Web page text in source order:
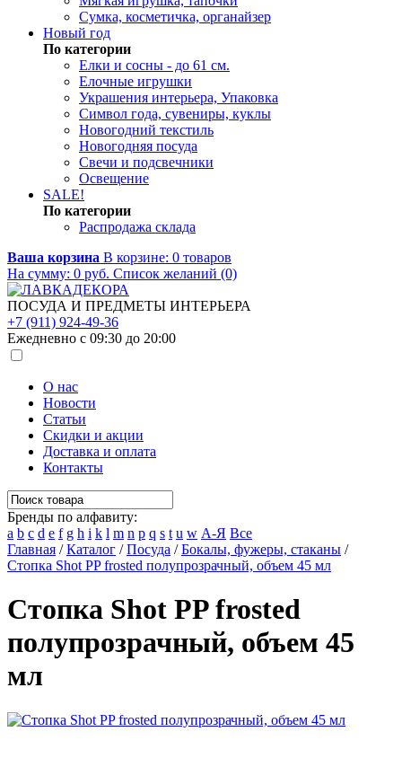
Сумка, косметичка, органайзер
Новый год
По категории
Елки и сосны - до 61 см.
Елочные игрушки
Украшения интерьера, Упаковка
Символ года, сувениры, куклы
Новогодний текстиль
Новогодняя посуда
Свечи и подсвечники
Освещение
SALE!
По категории
Распродажа склада
Ваша корзина В корзине: 0 товаров
На сумму: 0 руб. Список желаний (0)
ПОСУДА И ПРЕДМЕТЫ ИНТЕРЬЕРА
+7 (911) 924-49-36
Ежедневно с 09:30 до 20:00
О нас
Новости
Статьи
Скидки и акции
Доставка и оплата
Контакты
Бренды по алфавиту:
a b c d e f g h i k l m n p q s t u w А-Я Все
Главная /Каталог /Посуда /Бокалы, фужеры, стаканы /
Стопка Shot PP frosted полупрозрачный, объем 45 мл
Стопка Shot PP frosted
полупрозрачный, объем 45
мл